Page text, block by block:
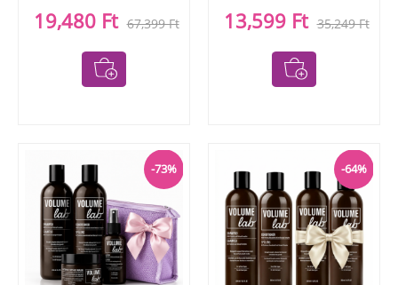
67,399 Ft
19,480 Ft 35,249 Ft
13,599 Ft
-73% -64%